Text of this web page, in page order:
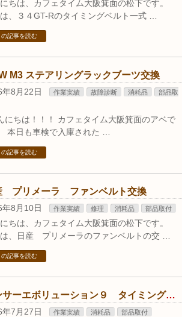
ちは、カフェタイム大阪箕面の松下です。
、３４GT-Rのタイミングベルト一式 …
の記事を読む
M3 ステアリングラックブーツ交換
年8月22日 作業実績 故障診断 消耗品
部品取
にちは！！！ カフェタイム大阪箕面のアベで
本日も車検で入庫された …
の記事を読む
プリメーラ ファンベルト交換
年8月10日 作業実績 修理 消耗品 部品取付
ちは、カフェタイム大阪箕面の松下です。
、日産 プリメーラのファンベルトの交 …
の記事を読む
ランサーエボリューション９ タイミングベルト交換
年7月27日 作業実績 消耗品 部品取付